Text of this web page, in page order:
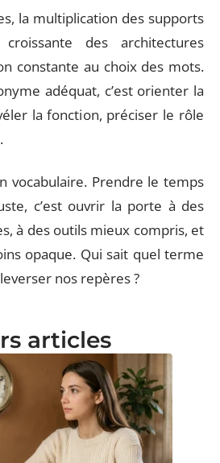
la multiplication des supports
des architectures
constante au choix des mots.
adéquat, c’est orienter la
la fonction, préciser le rôle
vocabulaire. Prendre le temps
c’est ouvrir la porte à des
à des outils mieux compris, et
opaque. Qui sait quel terme
nos repères ?
articles